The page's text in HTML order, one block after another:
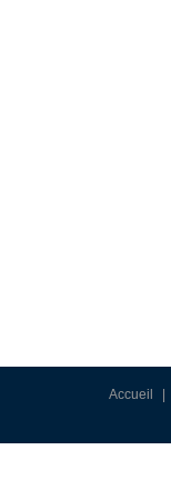
Accueil